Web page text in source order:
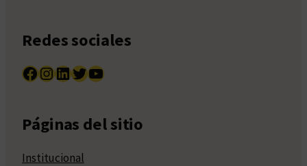
Redes sociales
Facebook InstagramLinkedIn Twitter YouTube
Páginas del sitio
Institucional